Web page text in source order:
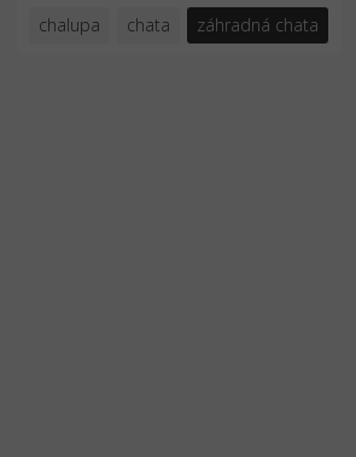
chalupa chata záhradná chata